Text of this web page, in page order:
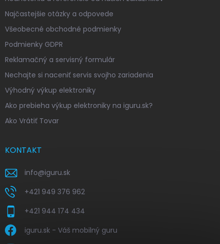
Najčastejšie otázky a odpovede
Všeobecné obchodné podmienky
Podmienky GDPR
Reklamačný a servisný formulár
Nechajte si naceniť servis svojho zariadenia
Výhodný výkup elektroniky
Ako prebieha výkup elektroniky na iguru.sk?
Ako Vrátiť Tovar
KONTAKT
info@iguru.sk
+421 949 376 962
+421 944 174 434
iguru.sk - Váš mobilný guru